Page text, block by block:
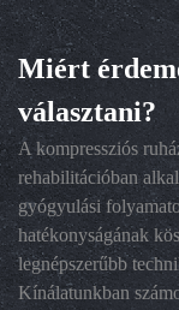
Miért
választani?
A kompressziós
rehabilitációban
gyógyulási
hatékonyságának
legnépszerűbb
Kínálatunkban